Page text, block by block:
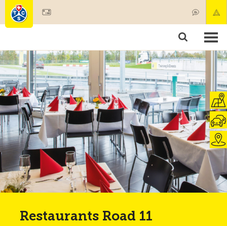
Produkte & Angebote
Restaurants Road 11